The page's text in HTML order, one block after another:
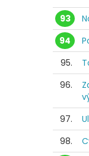
93
94
95.
96.
97.
98.